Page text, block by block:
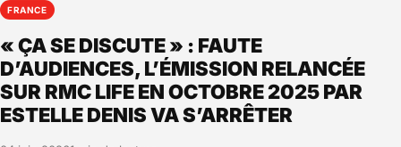
FRANCE
« ÇA SE DISCUTE » : FAUTE
D’AUDIENCES, L’ÉMISSION RELANCÉE
SUR RMC LIFE EN OCTOBRE 2025 PAR
ESTELLE DENIS VA S’ARRÊTER